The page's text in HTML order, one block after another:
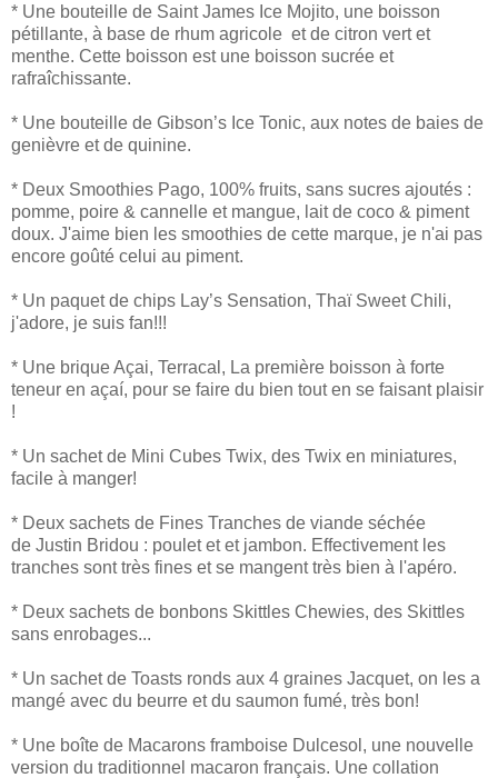
* Une bouteille de Saint James Ice Mojito, une boisson
pétillante, à base de rhum agricole et de citron vert et
menthe. Cette boisson est une boisson sucrée et
rafraîchissante.
* Une bouteille de Gibson’s Ice Tonic, aux notes de baies de
genièvre et de quinine.
* Deux Smoothies Pago, 100% fruits, sans sucres ajoutés :
pomme, poire & cannelle et mangue, lait de coco & piment
doux. J'aime bien les smoothies de cette marque, je n'ai pas
encore goûté celui au piment.
* Un paquet de chips Lay’s Sensation, Thaï Sweet Chili,
j'adore, je suis fan!!!
* Une brique Açai, Terracal, La première boisson à forte
teneur en açaí, pour se faire du bien tout en se faisant plaisir
!
* Un sachet de Mini Cubes Twix, des Twix en miniatures,
facile à manger!
* Deux sachets de Fines Tranches de viande séchée
de Justin Bridou : poulet et et jambon. Effectivement les
tranches sont très fines et se mangent très bien à l'apéro.
* Deux sachets de bonbons Skittles Chewies, des Skittles
sans enrobages...
* Un sachet de Toasts ronds aux 4 graines Jacquet, on les a
mangé avec du beurre et du saumon fumé, très bon!
* Une boîte de Macarons framboise Dulcesol, une nouvelle
version du traditionnel macaron français. Une collation